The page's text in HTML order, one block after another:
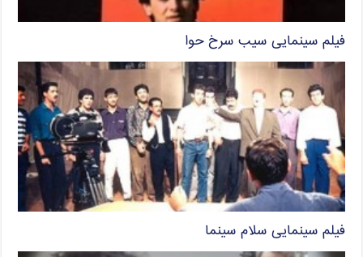
فیلم سینمایی سیب سرخ حوا
فیلم سینمایی سلام سینما